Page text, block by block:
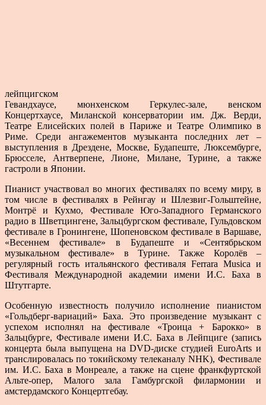
лейпцигском
Гевандхаусе, мюнхенском Геркулес-зале, венском
Концертхаусе, Миланской консерватории им. Дж. Верди,
Театре Елисейских полей в Париже и Театре Олимпико в
Риме. Среди ангажементов музыканта последних лет –
выступления в Дрездене, Москве, Будапеште, Люксембурге,
Брюсселе, Антверпене, Лионе, Милане, Турине, а также
гастроли в Японии.
Пианист участвовал во многих фестивалях по всему миру, в
том числе в фестивалях в Рейнгау и Шлезвиг-Гольштейне,
Монтрё и Кухмо, Фестивале Юго-Западного Германского
радио в Шветцингене, Зальцбургском фестивале, Гульдовском
фестивале в Гронингене, Шопеновском фестивале в Варшаве,
«Весеннем фестивале» в Будапеште и «Сентябрьском
музыкальном фестивале» в Турине. Также Королёв –
регулярный гость итальянского фестиваля Ferrara Musica и
Фестиваля Международной академии имени И.С. Баха в
Штутгарте.
Особенную известность получило исполнение пианистом
«Гольдберг-вариаций» Баха. Это произведение музыкант с
успехом исполнял на фестивале «Троица + Барокко» в
Зальцбурге, Фестивале имени И.С. Баха в Лейпциге (запись
концерта была выпущена на DVD-диске студией EuroArts и
транслировалась по токийскому телеканалу NHK), Фестивале
им. И.С. Баха в Монреале, а также на сцене франкфуртской
Альте-опер, Малого зала Гамбургской филармонии и
амстердамского Концертгебау.